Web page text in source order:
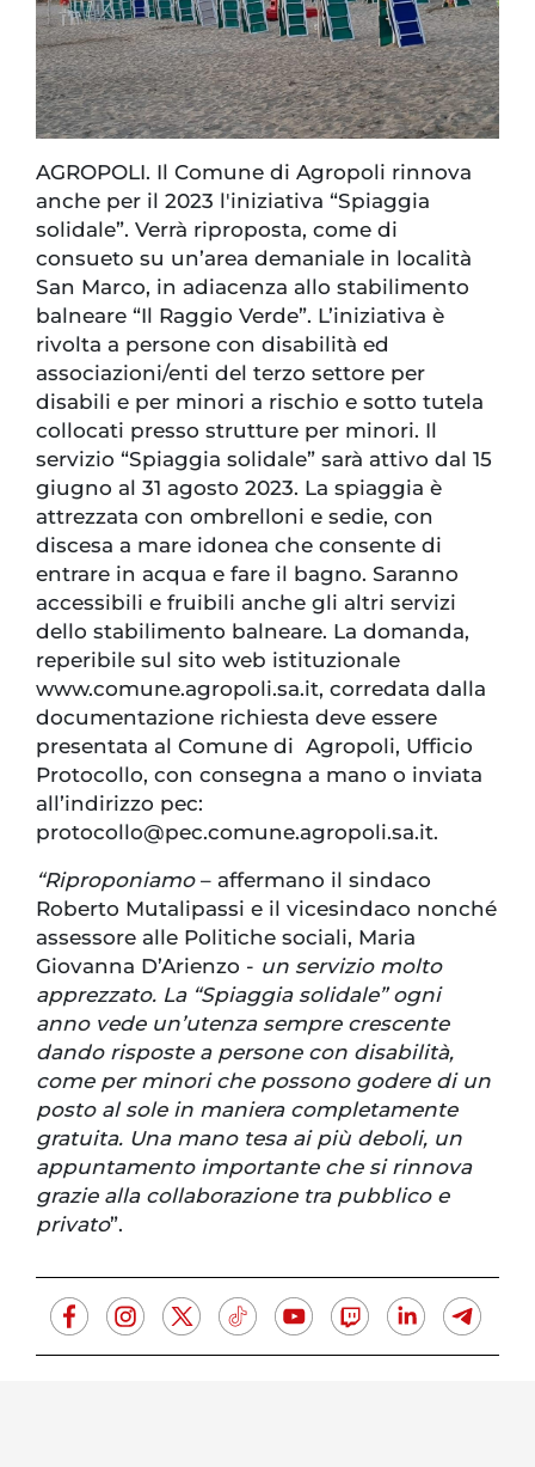
AGROPOLI. Il Comune di Agropoli rinnova
anche per il 2023 l'iniziativa “Spiaggia
solidale”. Verrà riproposta, come di
consueto su un’area demaniale in località
San Marco, in adiacenza allo stabilimento
balneare “Il Raggio Verde”. L’iniziativa è
rivolta a persone con disabilità ed
associazioni/enti del terzo settore per
disabili e per minori a rischio e sotto tutela
collocati presso strutture per minori. Il
servizio “Spiaggia solidale” sarà attivo dal 15
giugno al 31 agosto 2023. La spiaggia è
attrezzata con ombrelloni e sedie, con
discesa a mare idonea che consente di
entrare in acqua e fare il bagno. Saranno
accessibili e fruibili anche gli altri servizi
dello stabilimento balneare. La domanda,
reperibile sul sito web istituzionale
www.comune.agropoli.sa.it, corredata dalla
documentazione richiesta deve essere
presentata al Comune di Agropoli, Ufficio
Protocollo, con consegna a mano o inviata
all’indirizzo pec:
protocollo@pec.comune.agropoli.sa.it.
“Riproponiamo– affermano il sindaco
Roberto Mutalipassi e il vicesindaco nonché
assessore alle Politiche sociali, Maria
Giovanna D’Arienzo - un servizio molto
apprezzato. La “Spiaggia solidale” ogni
anno vede un’utenza sempre crescente
dando risposte a persone con disabilità,
come per minori che possono godere di un
posto al sole in maniera completamente
gratuita. Una mano tesa ai più deboli, un
appuntamento importante che si rinnova
grazie alla collaborazione tra pubblico e
privato”.